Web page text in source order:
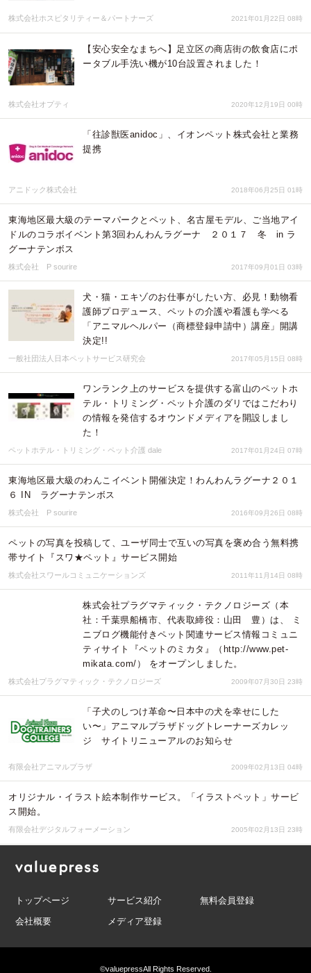
株式会社ホスピタリティー＆パートナーズ 2021年01月22日 08時
【安心安全なまちへ】足立区の商店街の飲食店にポ
ータブル手洗い機が10台設置されました！
株式会社オプティ 2020年12月19日 00時
「往診獣医anidoc」、イオンペット株式会社と業務
提携
アニドック株式会社 2018年06月25日 01時
東海地区最大級のテーマパークとペット、名古屋モデル、ご当地アイ
ドルのコラボイベント第3回わんわんラグーナ ２０１７ 冬 in ラ
グーナテンボス
株式会社 P sourire 2017年09月01日 03時
犬・猫・エキゾのお仕事がしたい方、必見！動物看
護師プロデュース、ペットの介護や看護も学べる
「アニマルヘルパー（商標登録申請中）講座」開講
決定!!
一般社団法人日本ペットサービス研究会 2017年05月15日 08時
ワンランク上のサービスを提供する富山のペットホ
テル・トリミング・ペット介護のダリではこだわり
の情報を発信するオウンドメディアを開設しまし
た！
ペットホテル・トリミング・ペット介護 dale 2017年01月24日 07時
東海地区最大級のわんこイベント開催決定！わんわんラグーナ２０１
６ IN ラグーナテンボス
株式会社 P sourire 2016年09月26日 08時
ペットの写真を投稿して、ユーザ同士で互いの写真を褒め合う無料携
帯サイト『スワ★ペット』サービス開始
株式会社スワールコミュニケーションズ 2011年11月14日 08時
株式会社プラグマティック・テクノロジーズ（本
社：千葉県船橋市、代表取締役：山田 豊）は、 ミ
ニブログ機能付きペット関連サービス情報コミュニ
ティサイト『ペットのミカタ』（http://www.pet-
mikata.com/） をオープンしました。
株式会社プラグマティック・テクノロジーズ 2009年07月30日 23時
「子犬のしつけ革命〜日本中の犬を幸せにした
い〜」アニマルプラザドッグトレーナーズカレッ
ジ サイトリニューアルのお知らせ
有限会社アニマルプラザ 2009年02月13日 04時
オリジナル・イラスト絵本制作サービス。「イラストペット」サービ
ス開始。
有限会社デジタルフォーメーション 2005年02月13日 23時
トップページ サービス紹介
無料会員登録
会社概要
メディア登録
©valuepressAll Rights Reserved.